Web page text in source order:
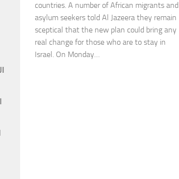
countries. A number of African migrants and
asylum seekers told Al Jazeera they remain
sceptical that the new plan could bring any
real change for those who are to stay in
Israel. On Monday…